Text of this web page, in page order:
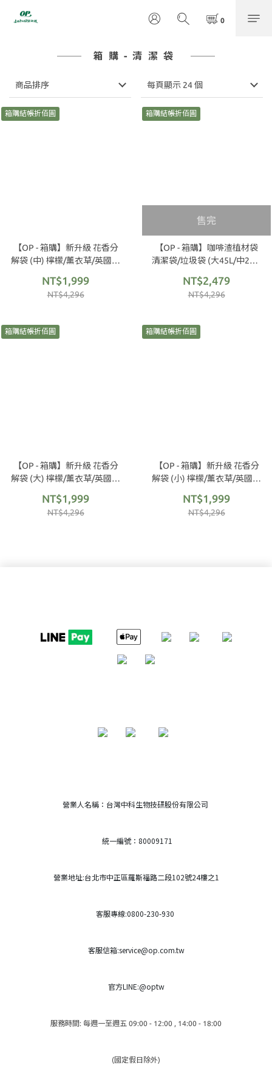
箱購-清潔袋
商品排序 每頁顯示 24 個
箱購結帳折佰圓
【OP - 箱購】新升級 花香分
解袋 (中) 檸檬/薰衣草/英國梨
NT$1,999
NT$4,296
箱購結帳折佰圓
售完
【OP - 箱購】咖啡渣植材袋
清潔袋/垃圾袋 (大45L/中20L/
NT$2,479
NT$4,296
箱購結帳折佰圓
【OP - 箱購】新升級 花香分
解袋 (大) 檸檬/薰衣草/英國梨
NT$1,999
NT$4,296
箱購結帳折佰圓
【OP - 箱購】新升級 花香分
解袋 (小) 檸檬/薰衣草/英國梨
NT$1,999
NT$4,296
營業人名稱：台灣中科生物技研股份有限公司
統一編號：80009171
營業地址:台北市中正區羅斯福路二段102號24樓之1
客服專線:0800-230-930
客服信箱:service@op.com.tw
官方LINE:@optw
服務時間: 每週一至週五 09:00 - 12:00 , 14:00 - 18:00
(國定假日除外)